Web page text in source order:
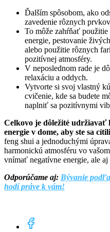
Ďalším spôsobom, ako
zavedenie rôznych
To môže zahŕňať
energie, pestovanie
alebo použitie rôznych
pozitívnej atmosféry.
V neposlednom rade je
relaxáciu a oddych.
Vytvorte si svoj vlastný
cvičenie, kde sa budete
naplniť sa pozitívnymi
Celkovo je dôležité
energie v dome, aby ste sa
feng shui a jednoduchými
harmonickú atmosféru vo
vnímať negatívne energie, ale
Odporúčame aj: Bývanie
hodí práve k vám!